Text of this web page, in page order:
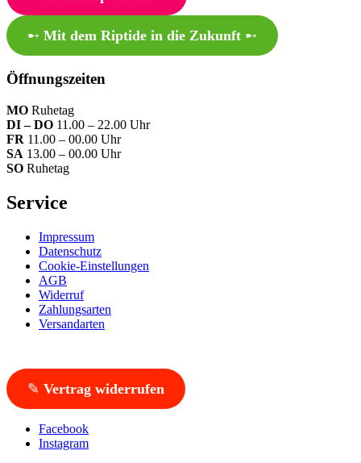
➸ Mit dem Riptide in die Zukunft➸
Öffnungszeiten
MO Ruhetag
DI – DO 11.00 – 22.00 Uhr
FR 11.00 – 00.00 Uhr
SA 13.00 – 00.00 Uhr
SO Ruhetag
Service
Impressum
Datenschutz
Cookie-Einstellungen
AGB
Widerruf
Zahlungsarten
Versandarten
✎ Vertrag widerrufen
Facebook
Instagram